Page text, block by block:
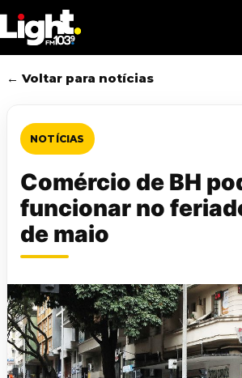
to
main
content
← Voltar para notícias
NOTÍCIAS
Comércio de BH
funcionar no
de maio